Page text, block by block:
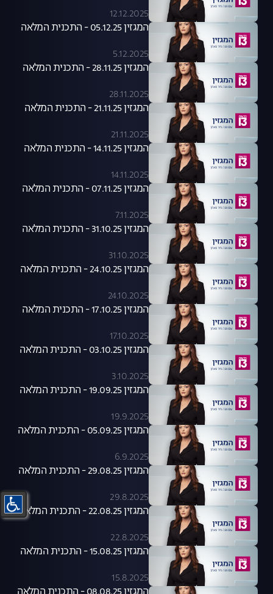
12.12.2025
המגזין 05.12.25 - התכנית המלאה
5.12.2025
המגזין 28.11.25 - התכנית המלאה
28.11.2025
המגזין 21.11.25 - התכנית המלאה
21.11.2025
המגזין 14.11.25 - התכנית המלאה
14.11.2025
המגזין 07.11.25 - התכנית המלאה
7.11.2025
המגזין 31.10.25 - התכנית המלאה
31.10.2025
המגזין 24.10.25 - התכנית המלאה
24.10.2025
המגזין 17.10.25 - התכנית המלאה
17.10.2025
המגזין 03.10.25 - התכנית המלאה
3.10.2025
המגזין 19.09.25 - התכנית המלאה
19.9.2025
המגזין 05.09.25 - התכנית המלאה
6.9.2025
המגזין 29.08.25 - התכנית המלאה
29.8.2025
המגזין 22.08.25 - התכנית המלאה
22.8.2025
המגזין 15.08.25 - התכנית המלאה
15.8.2025